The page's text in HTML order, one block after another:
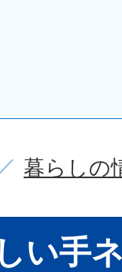
暮らしの
い手